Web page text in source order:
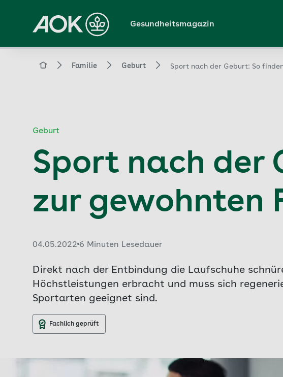
Hauptinhalt
springen
Gesundheitsmagazin
Magazin Familie Geburt Sport nach der Geburt: So
Geburt
Sport nach der
zur gewohnten
Veröffentlicht am:
04.05.2022 6 Minuten Lesedauer
Direkt nach der Entbindung die Laufschuhe
Höchstleistungen erbracht und muss sich
Sportarten geeignet sind.
Fachlich geprüft